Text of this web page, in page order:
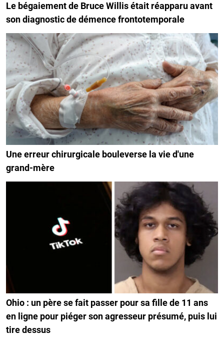
Le bégaiement de Bruce Willis était réapparu avant
son diagnostic de démence frontotemporale
Une erreur chirurgicale bouleverse la vie d'une
grand-mère
Ohio : un père se fait passer pour sa fille de 11 ans
en ligne pour piéger son agresseur présumé, puis lui
tire dessus